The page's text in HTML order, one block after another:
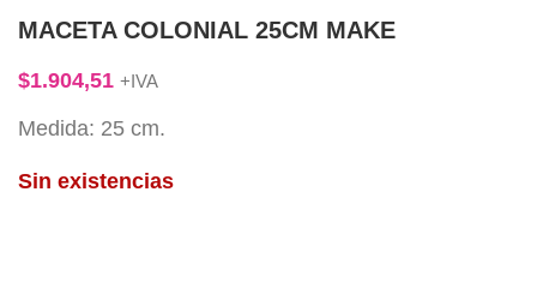
MACETA COLONIAL 25CM MAKE
$1.904,51 +IVA
Medida: 25 cm.
Sin existencias